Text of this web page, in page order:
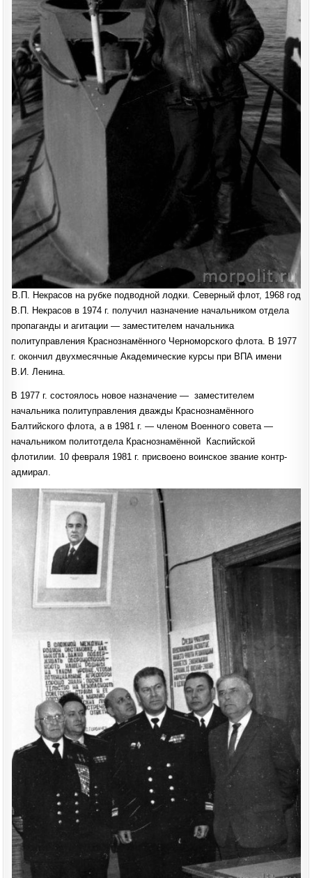
В.П. Некрасов на рубке подводной лодки. Северный флот, 1968 год
В.П. Некрасов в 1974 г. получил назначение начальником отдела
пропаганды и агитации — заместителем начальника
политуправления Краснознамённого Черноморского флота. В 1977
г. окончил двухмесячные Академические курсы при ВПА имени
В.И. Ленина.
В 1977 г. состоялось новое назначение — заместителем
начальника политуправления дважды Краснознамённого
Балтийского флота, а в 1981 г. — членом Военного совета —
начальником политотдела Краснознамённой Каспийской
флотилии. 10 февраля 1981 г. присвоено воинское звание контр-
адмирал.